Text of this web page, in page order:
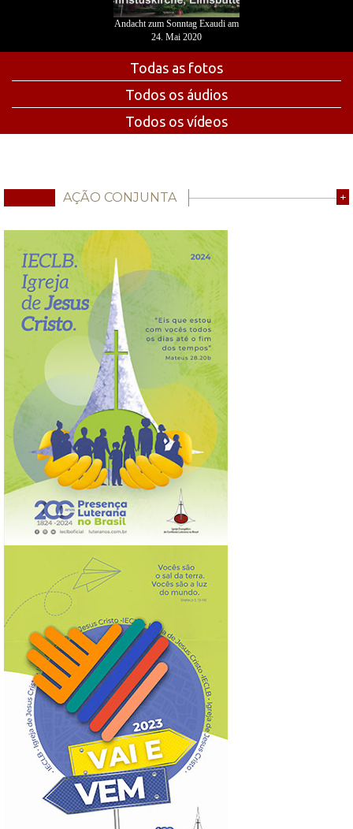
Andacht zum Sonntag Exaudi am
24. Mai 2020
Todas as fotos
Todos os áudios
Todos os vídeos
AÇÃO CONJUNTA +